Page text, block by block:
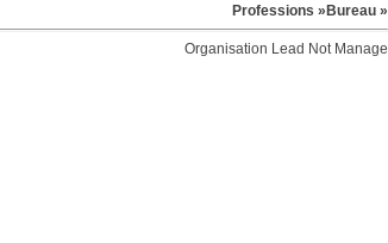
Professions » Bureau »
Organisation Lead Not Manage